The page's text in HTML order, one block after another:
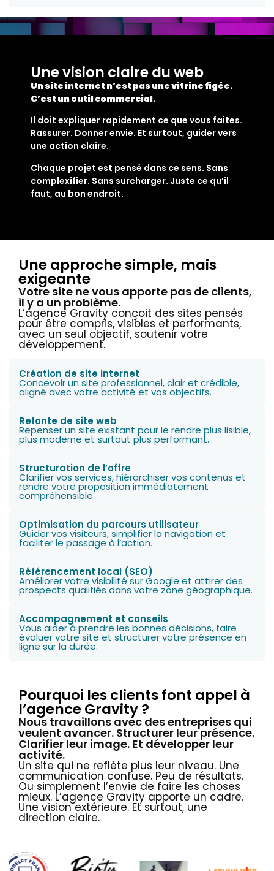
Une vision claire du web
Un site internet n’est pas une vitrine figée.
C’est un outil commercial.
Il doit expliquer rapidement ce que vous faites.
Rassurer. Donner envie. Et surtout, guider vers
une action claire.
Chaque projet est pensé dans ce sens. Sans
complexifier. Sans surcharger. Juste ce qu’il
faut, au bon endroit.
Une approche simple, mais
exigeante
Votre site ne vous apporte pas de clients,
il y a un problème.
L’agence Gravity conçoit des sites pensés
pour être compris, visibles et performants,
avec un seul objectif, soutenir votre
développement.
Création de site internet
Concevoir un site professionnel, clair et crédible,
aligné avec votre activité et vos objectifs.
Refonte de site web
Repenser un site existant pour le rendre plus lisible,
plus moderne et surtout plus performant.
Structuration de l’offre
Clarifier vos services, hiérarchiser vos contenus et
rendre votre proposition immédiatement
compréhensible.
Optimisation du parcours utilisateur
Guider vos visiteurs, simplifier la navigation et
faciliter le passage à l’action.
Référencement local (SEO)
Améliorer votre visibilité sur Google et attirer des
prospects qualifiés dans votre zone géographique.
Accompagnement et conseils
Vous aider à prendre les bonnes décisions, faire
évoluer votre site et structurer votre présence en
ligne sur la durée.
Pourquoi les clients font appel à
l’agence Gravity ?
Nous travaillons avec des entreprises qui
veulent avancer. Structurer leur présence.
Clarifier leur image. Et développer leur
activité.
Un site qui ne reflète plus leur niveau. Une
communication confuse. Peu de résultats.
Ou simplement l’envie de faire les choses
mieux. L’agence Gravity apporte un cadre.
Une vision extérieure. Et surtout, une
direction claire.